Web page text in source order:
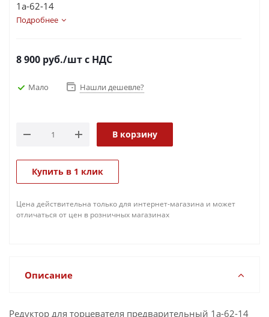
1а-62-14
Подробнее
8 900 руб./штс НДС
Мало Нашли дешевле?
В корзину
Купить в 1 клик
Цена действительна только для интернет-магазина и может
отличаться от цен в розничных магазинах
Описание
Редуктор для торцевателя предварительный 1а-62-14